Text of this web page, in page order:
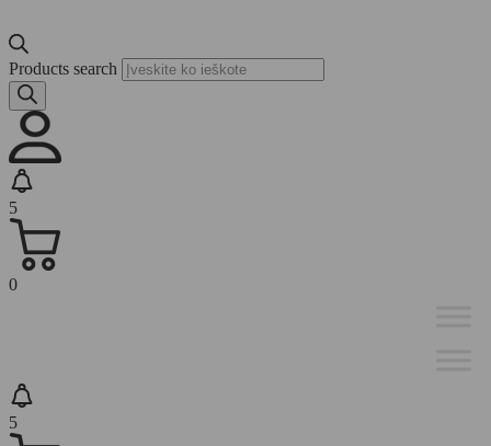
Products search
5
0
5